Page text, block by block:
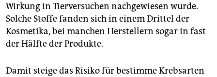
Wirkung in Tierversuchen nachgewiesen wurde.
Solche Stoffe fanden sich in einem Drittel der
Kosmetika, bei manchen Herstellern sogar in fast
der Hälfte der Produkte.
Damit steige das Risiko für bestimme Krebsarten